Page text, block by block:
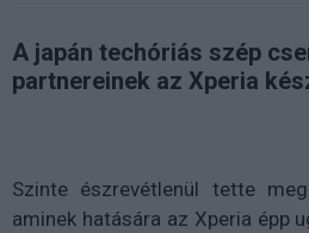
A japán techóriás szép
partnereinek az Xperia
Szinte észrevétlenül tette
aminek hatására az Xperia épp